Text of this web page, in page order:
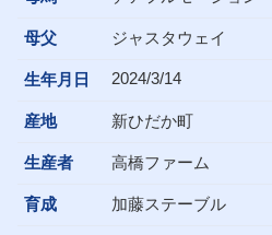
母父 ジャスタウェイ
生年月日 2024/3/14
産地 新ひだか町
生産者 高橋ファーム
育成 加藤ステーブル